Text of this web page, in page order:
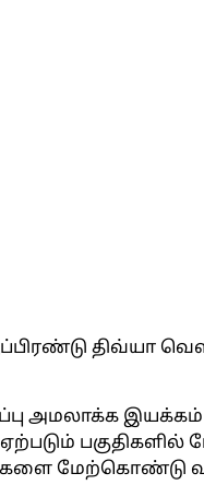
திவ்யா
அமலாக்க
பகுதிகளில்
மேற்கொண்டு